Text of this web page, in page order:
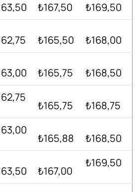
₺167,50 ₺169,50
₺165,50 ₺168,00
₺165,75 ₺168,50
₺165,75 ₺168,75
₺165,88 ₺168,50
₺167,00
₺169,50